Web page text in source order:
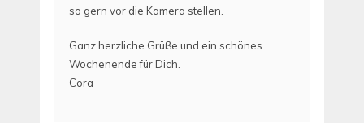
so gern vor die Kamera stellen.
Ganz herzliche Grüße und ein schönes
Wochenende für Dich.
Cora